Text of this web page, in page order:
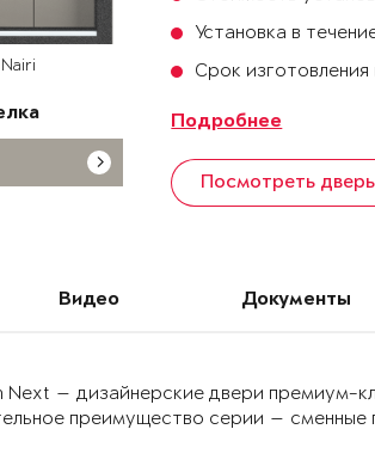
Установка в
Срок
Подробнее
Посмотреть
Видео Документы
Next — дизайнерские двери премиум-
преимущество серии — сменные